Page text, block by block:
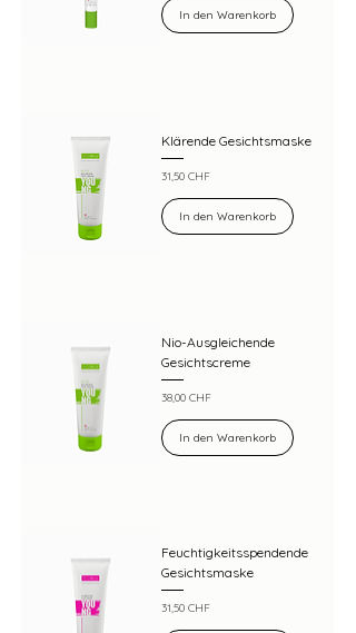
In den Warenkorb
Klärende Gesichtsmaske
Preis
31,50 CHF
In den Warenkorb
Nio-Ausgleichende
Gesichtscreme
Preis
38,00 CHF
In den Warenkorb
Feuchtigkeitsspendende
Gesichtsmaske
Preis
31,50 CHF